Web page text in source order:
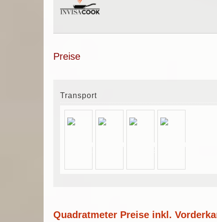
Preise
Transport
Quadratmeter Preise inkl.